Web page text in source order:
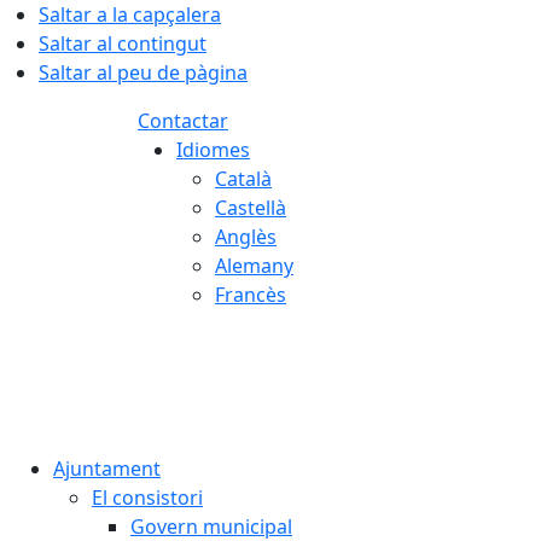
Saltar a la capçalera
Saltar al contingut
Saltar al peu de pàgina
Contactar
Idiomes
Català
Castellà
Anglès
Alemany
Francès
Ajuntament
El consistori
Govern municipal